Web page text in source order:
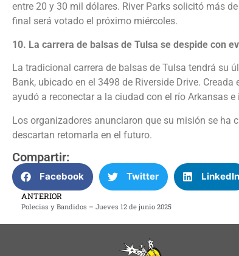
entre 20 y 30 mil dólares. River Parks solicitó más
final será votado el próximo miércoles.
10. La carrera de balsas de Tulsa se despide con
La tradicional carrera de balsas de Tulsa tendrá su
Bank, ubicado en el 3498 de Riverside Drive.
ayudó a reconectar a la ciudad con el río Arkansas
Los organizadores anunciaron que su misión se ha
descartan retomarla en el futuro.
Compartir:
Facebook Twitter LinkedIn
ANTERIOR
Polecias y Bandidos – Jueves 12 de junio 2025